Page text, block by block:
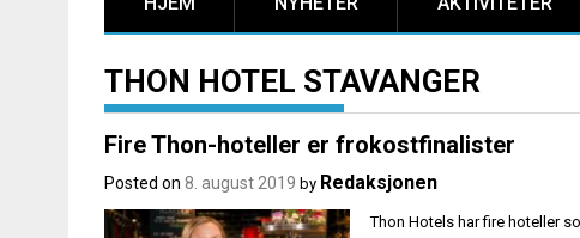
THON HOTEL STAVANGER
Fire Thon-hoteller er frokostfinalister
Posted on 8. august 2019 by Redaksjonen
Thon Hotels har fire hoteller